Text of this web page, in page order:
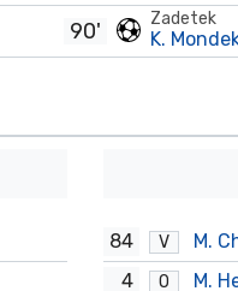
90' Zadetek
K.
84 V
M.
4
O
M.